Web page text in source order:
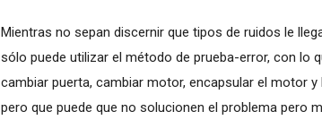
Mientras no sepan discernir que tipos de ruidos le
sólo puede utilizar el método de prueba-error, con lo
cambiar puerta, cambiar motor, encapsular el motor
pero que puede que no solucionen el problema pero